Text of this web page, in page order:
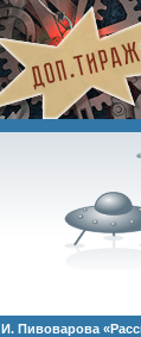
И. Пивоварова